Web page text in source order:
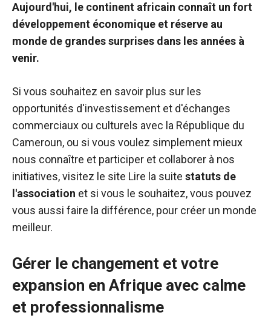
Aujourd'hui, le continent africain connaît un fort
développement économique et réserve au
monde de grandes surprises dans les années à
venir.
Si vous souhaitez en savoir plus sur les
opportunités d'investissement et d'échanges
commerciaux ou culturels avec la République du
Cameroun, ou si vous voulez simplement mieux
nous connaître et participer et collaborer à nos
initiatives, visitez le site Lire la suite statuts de
l'association et si vous le souhaitez, vous pouvez
vous aussi faire la différence, pour créer un monde
meilleur.
Gérer le changement et votre
expansion en Afrique avec calme
et professionnalisme